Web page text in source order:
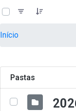
Pular para o
teste
Início
Pastas